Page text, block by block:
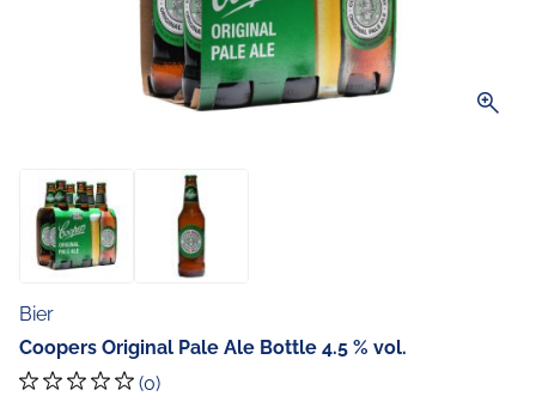
zoom_in
Bier
Coopers Original Pale Ale Bottle 4.5 % vol.
(0)